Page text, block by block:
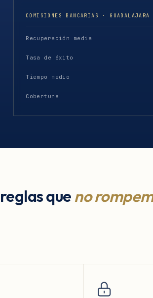
COMISIONES BANCARIAS · GUADALAJARA
Recuperación media
Tasa de éxito
Tiempo medio
Cobertura
que no